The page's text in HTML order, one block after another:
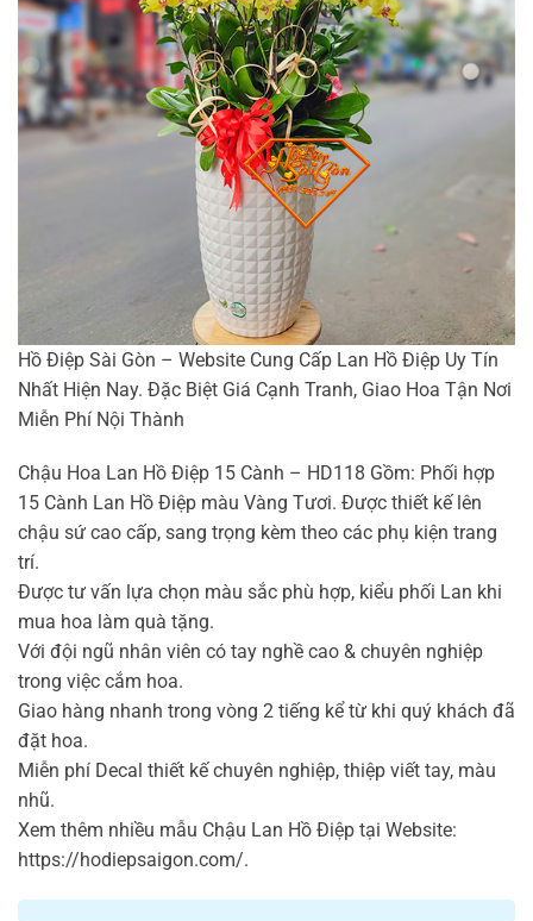
Hồ Điệp Sài Gòn – Website Cung Cấp Lan Hồ Điệp Uy Tín
Nhất Hiện Nay. Đặc Biệt Giá Cạnh Tranh, Giao Hoa Tận Nơi
Miễn Phí Nội Thành
Chậu Hoa Lan Hồ Điệp 15 Cành – HD118 Gồm: Phối hợp
15 Cành Lan Hồ Điệp màu Vàng Tươi. Được thiết kế lên
chậu sứ cao cấp, sang trọng kèm theo các phụ kiện trang
trí.
Được tư vấn lựa chọn màu sắc phù hợp, kiểu phối Lan khi
mua hoa làm quà tặng.
Với đội ngũ nhân viên có tay nghề cao & chuyên nghiệp
trong việc cắm hoa.
Giao hàng nhanh trong vòng 2 tiếng kể từ khi quý khách đã
đặt hoa.
Miễn phí Decal thiết kế chuyên nghiệp, thiệp viết tay, màu
nhũ.
Xem thêm nhiều mẫu Chậu Lan Hồ Điệp tại Website:
https://hodiepsaigon.com/.